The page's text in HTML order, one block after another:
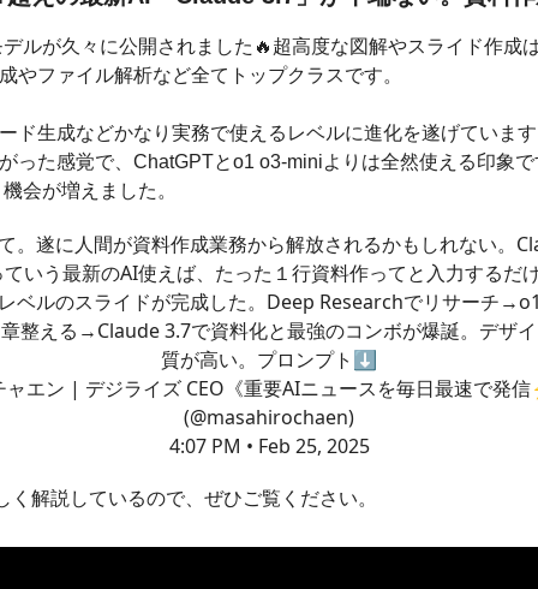
ルが久々に公開されました🔥超高度な図解やスライド作成
やファイル解析など全てトップクラスです。
ド生成などかなり実務で使えるレベルに進化を遂げていま
った感覚で、ChatGPTとo1 o3-miniよりは全然使える印象
会が増えました。
。遂に人間が資料作成業務から解放されるかもしれない。
いう最新のAI使えば、たった１行資料作ってと入力するだ
ベルのスライドが完成した。Deep Researchでリサーチ
整える→Claude 3.7で資料化と最強のコンボが爆誕。デザ
質が高い。プロンプト⬇️
エン | デジライズ CEO《重要AIニュースを毎日最速で発
(@masahirochaen)
4:07 PM • Feb 25, 2025
く解説しているので、ぜひご覧ください。